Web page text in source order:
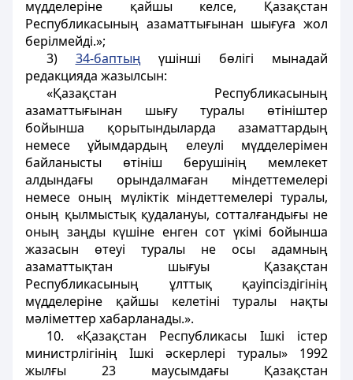
мүдделеріне қайшы келсе, Қазақстан
Республикасының азаматтығынан шығуға жол
берілмейді.»;
3) 34-баптың үшінші бөлігі мынадай
редакцияда жазылсын:
«Қазақстан Республикасының
азаматтығынан шығу туралы өтініштер
бойынша қорытындыларда азаматтардың
немесе ұйымдардың елеулі мүдделерімен
байланысты өтініш берушінің мемлекет
алдындағы орындалмаған міндеттемелері
немесе оның мүліктік міндеттемелері туралы,
оның қылмыстық қудалануы, сотталғандығы не
оның заңды күшіне енген сот үкімі бойынша
жазасын өтеуі туралы не осы адамның
азаматтықтан шығуы Қазақстан
Республикасының ұлттық қауіпсіздігінің
мүдделеріне қайшы келетіні туралы нақты
мәліметтер хабарланады.».
10. «Қазақстан Республикасы Iшкi iстер
министрлiгiнiң Ішкі әскерлері туралы» 1992
жылғы 23 маусымдағы Қазақстан